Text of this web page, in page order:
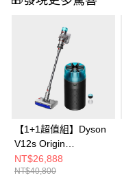
【1+1超值組】Dyson
V12s Origin
Submarine SV49 乾溼
全能洗地吸塵器
NT$26,888
NT$40,800